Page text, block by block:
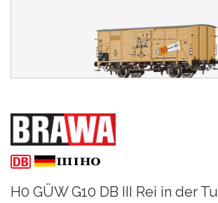
H0 GÜW G10 DB III Rei in der Tu